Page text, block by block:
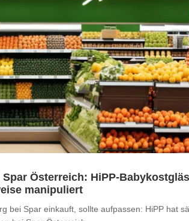
Österreich: HiPP-
manipuliert
bei Spar einkauft, sollte aufpassen: HiPP hat